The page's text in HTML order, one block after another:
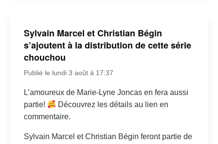
Sylvain Marcel et Christian Bégin
s’ajoutent à la distribution de cette série
chouchou
Publié le lundi 3 août à 17:37
L’amoureux de Marie-Lyne Joncas en fera aussi
partie!
Découvrez les détails au lien en
commentaire.
Sylvain Marcel et Christian Bégin feront partie de